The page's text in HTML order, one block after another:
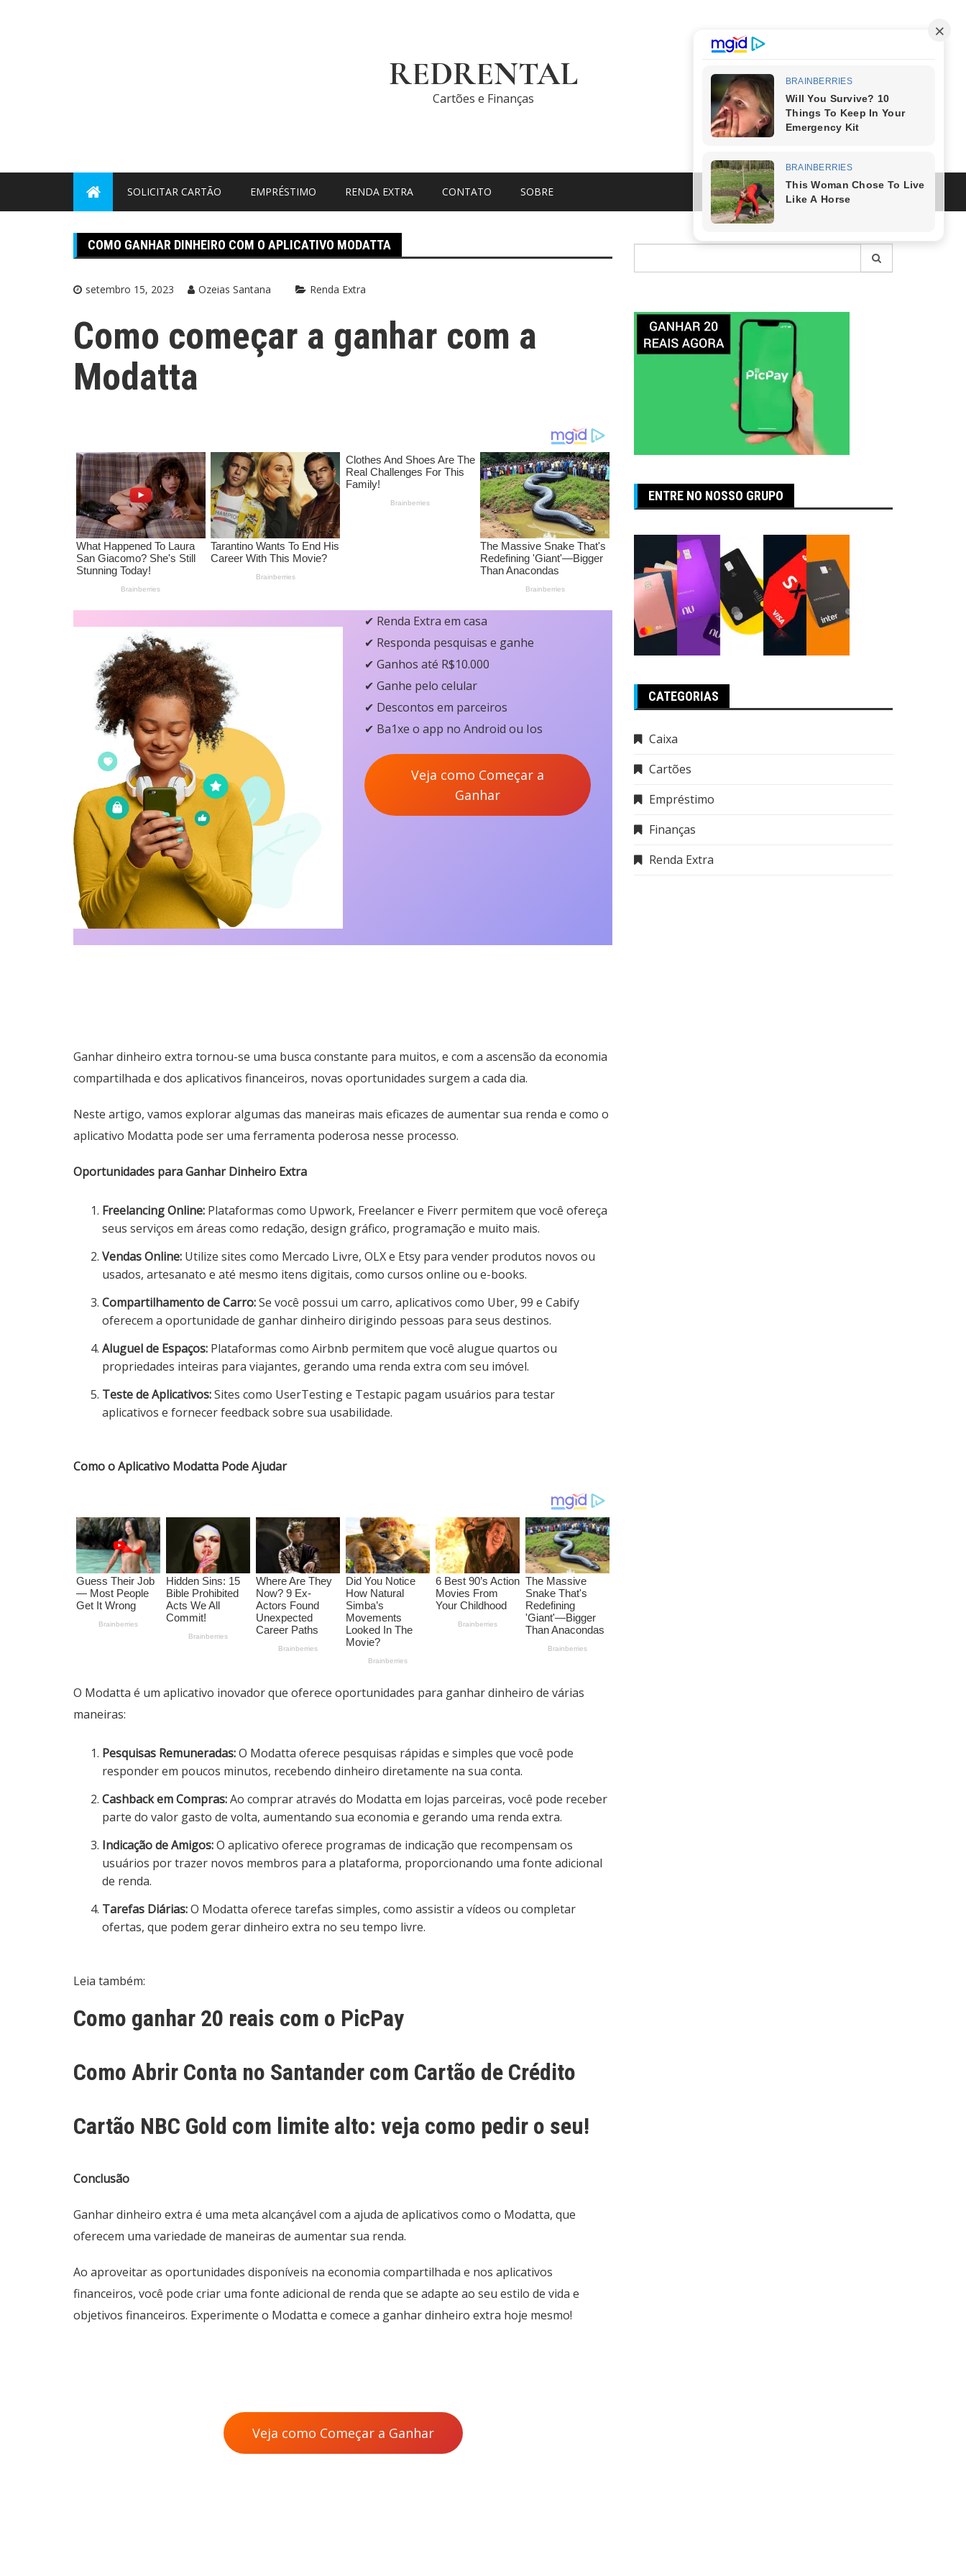
REDRENTAL
Cartões e Finanças
SOLICITAR CARTÃO EMPRÉSTIMO RENDA EXTRA CONTATO SOBRE
COMO GANHAR DINHEIRO COM O APLICATIVO MODATTA
setembro 15, 2023 Ozeias Santana Renda Extra
Como começar a ganhar com a
Modatta
✔ Renda Extra em casa
✔ Responda pesquisas e ganhe
✔ Ganhos até R$10.000
✔ Ganhe pelo celular
✔ Descontos em parceiros
✔ Ba1xe o app no Android ou Ios
Veja como Começar a
Ganhar
Ganhar dinheiro extra tornou-se uma busca constante para muitos, e com a ascensão da economia
compartilhada e dos aplicativos financeiros, novas oportunidades surgem a cada dia.
Neste artigo, vamos explorar algumas das maneiras mais eficazes de aumentar sua renda e como o
aplicativo Modatta pode ser uma ferramenta poderosa nesse processo.
Oportunidades para Ganhar Dinheiro Extra
Freelancing Online: Plataformas como Upwork, Freelancer e Fiverr permitem que você ofereça
seus serviços em áreas como redação, design gráfico, programação e muito mais.
Vendas Online: Utilize sites como Mercado Livre, OLX e Etsy para vender produtos novos ou
usados, artesanato e até mesmo itens digitais, como cursos online ou e-books.
Compartilhamento de Carro:Se você possui um carro, aplicativos como Uber, 99 e Cabify
oferecem a oportunidade de ganhar dinheiro dirigindo pessoas para seus destinos.
Aluguel de Espaços: Plataformas como Airbnb permitem que você alugue quartos ou
propriedades inteiras para viajantes, gerando uma renda extra com seu imóvel.
Teste de Aplicativos:Sites como UserTesting e Testapic pagam usuários para testar
aplicativos e fornecer feedback sobre sua usabilidade.
Como o Aplicativo Modatta Pode Ajudar
O Modatta é um aplicativo inovador que oferece oportunidades para ganhar dinheiro de várias
maneiras:
Pesquisas Remuneradas:O Modatta oferece pesquisas rápidas e simples que você pode
responder em poucos minutos, recebendo dinheiro diretamente na sua conta.
Cashback em Compras:Ao comprar através do Modatta em lojas parceiras, você pode receber
parte do valor gasto de volta, aumentando sua economia e gerando uma renda extra.
Indicação de Amigos:O aplicativo oferece programas de indicação que recompensam os
usuários por trazer novos membros para a plataforma, proporcionando uma fonte adicional
de renda.
Tarefas Diárias:O Modatta oferece tarefas simples, como assistir a vídeos ou completar
ofertas, que podem gerar dinheiro extra no seu tempo livre.
Leia também:
Como ganhar 20 reais com o PicPay
Como Abrir Conta no Santander com Cartão de Crédito
Cartão NBC Gold com limite alto: veja como pedir o seu!
Conclusão
Ganhar dinheiro extra é uma meta alcançável com a ajuda de aplicativos como o Modatta, que
oferecem uma variedade de maneiras de aumentar sua renda.
Ao aproveitar as oportunidades disponíveis na economia compartilhada e nos aplicativos
financeiros, você pode criar uma fonte adicional de renda que se adapte ao seu estilo de vida e
objetivos financeiros. Experimente o Modatta e comece a ganhar dinheiro extra hoje mesmo!
Veja como Começar a Ganhar
por:
ENTRE NO NOSSO GRUPO
CATEGORIAS
Caixa
Cartões
Empréstimo
Finanças
Renda Extra